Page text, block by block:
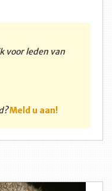
voor leden van
Meld u aan!